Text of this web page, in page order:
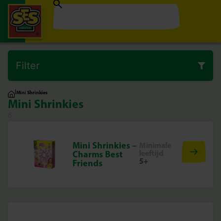
Filter
|Mini Shrinkies
Mini Shrinkies
Mini Shrinkies –
Charms Best
Friends
5+